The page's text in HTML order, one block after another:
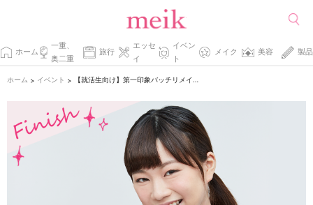
ホーム
一重、
奥二重
旅行
エッセ
イ
イベン
ト
メイク 美容 製品
ホーム > イベント > 【就活生向け】第一印象バッチリメイクはこう作る！